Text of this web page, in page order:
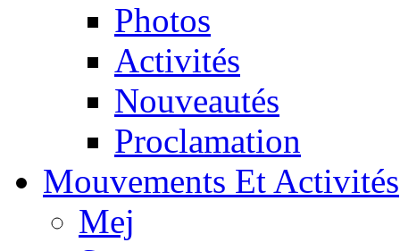
Photos
Activités
Nouveautés
Proclamation
Mouvements Et Activités
Mej